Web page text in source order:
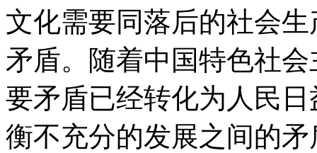
文化需要同落后的社会
矛盾。随着中国特色社
要矛盾已经转化为人民
衡不充分的发展之间的